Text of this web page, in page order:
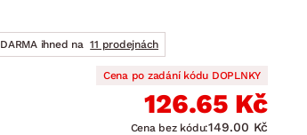
ihned na 11 prodejnách
Cena po zadání kódu DOPLNKY
126.65 Kč
Cena bez kódu:149.00 Kč